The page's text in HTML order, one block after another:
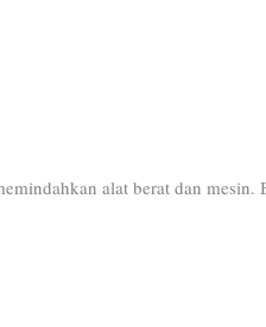
alat berat dan mesin.